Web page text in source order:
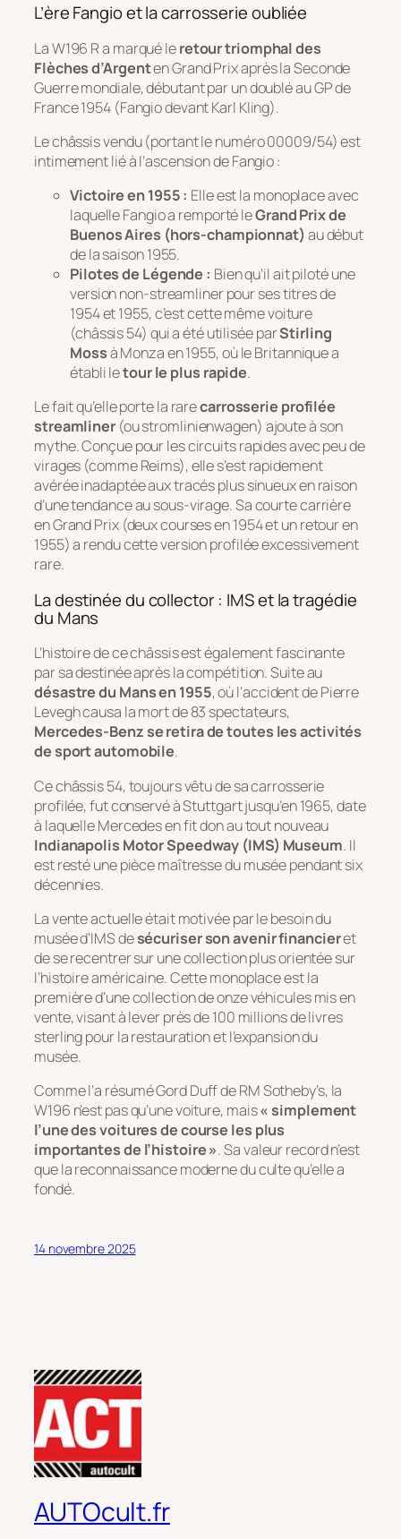
L’ère Fangio et la carrosserie oubliée
La W196 R a marqué leretour triomphal des
Flèches d’Argenten Grand Prix après la Seconde
Guerre mondiale, débutant par un doublé au GP de
France 1954 (Fangio devant Karl Kling).
Le châssis vendu (portant le numéro 00009/54) est
intimement lié à l’ascension de Fangio :
Victoire en 1955 : Elle est la monoplace avec
laquelle Fangio a remporté leGrand Prix de
Buenos Aires (hors-championnat) au début
de la saison 1955.
Pilotes de Légende : Bien qu’il ait piloté une
version non-streamliner pour ses titres de
1954 et 1955, c’est cette même voiture
(châssis 54) qui a été utilisée parStirling
Mossà Monza en 1955, où le Britannique a
établi letour le plus rapide.
Le fait qu’elle porte la rarecarrosserie profilée
streamliner(oustromlinienwagen) ajoute à son
mythe. Conçue pour les circuits rapides avec peu de
virages (comme Reims), elle s’est rapidement
avérée inadaptée aux tracés plus sinueux en raison
d’une tendance au sous-virage. Sa courte carrière
en Grand Prix (deux courses en 1954 et un retour en
1955) a rendu cette version profilée excessivement
rare.
La destinée du collector : IMS et la tragédie
du Mans
L’histoire de ce châssis est également fascinante
par sa destinée après la compétition. Suite au
désastre du Mans en 1955, où l’accident de Pierre
Levegh causa la mort de 83 spectateurs,
Mercedes-Benz se retira de toutes les activités
de sport automobile.
Ce châssis 54, toujours vêtu de sa carrosserie
profilée, fut conservé à Stuttgart jusqu’en 1965, date
à laquelle Mercedes en fit don au tout nouveau
Indianapolis Motor Speedway (IMS) Museum. Il
est resté une pièce maîtresse du musée pendant six
décennies.
La vente actuelle était motivée par le besoin du
musée d’IMS desécuriser son avenir financieret
de se recentrer sur une collection plus orientée sur
l’histoire américaine. Cette monoplace est la
première d’une collection de onze véhicules mis en
vente, visant à lever près de 100 millions de livres
sterling pour la restauration et l’expansion du
musée.
Comme l’a résumé Gord Duff de RM Sotheby’s, la
W196 n’est pas qu’une voiture, mais« simplement
l’une des voitures de course les plus
importantes de l’histoire ». Sa valeur record n’est
que la reconnaissance moderne du culte qu’elle a
fondé.
14 novembre 2025
AUTOcult.fr